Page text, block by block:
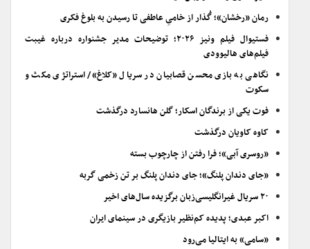
رمان «رخشان»؛ گُذار از خامیِ عاطفی تا رسیدن به بلوغ فکری
فستیوال فیلم ونیز ۲۰۲۶؛ توضیحات مدیر جشنواره درباره غیبت
فیلم‌های هالیوودی
نگاهی به بازی محسن قصابیان در سریال «کلاغ»/ استراتژی مکث و
سکوت
فوت یکی از برندگان اسکار؛ گلن هانسارد درگذشت
کاوه کاویان درگذشت
«روسری آبی»؛ فرا رفتن از چارچوب بسته
«جای دندان پلنگ»؛ جای دندان پلنگ بر تن زخمی گربه
۲۰ سریال غیرانگلیسی‌زبان برگزیده سال‌های اخیر
اکبر عبدی؛ پدیده کم‌نظیر بازیگری در سینمای ایران
«سامی» به ایتالیا می‌رود